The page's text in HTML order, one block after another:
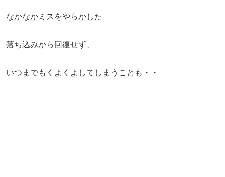
なかなかミスをやらかした
落ち込みから回復せず、
いつまでもくよくよしてしまうことも・・